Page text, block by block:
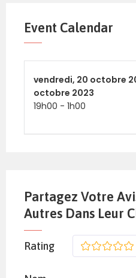
Event Calendar
vendredi, 20 octobre
octobre 2023
19h00 - 1h00
Partagez Votre
Autres Dans Leur
Rating 5
4
3
2